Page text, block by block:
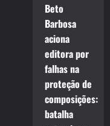
Beto
Barbosa
aciona
editora por
falhas na
proteção de
composições:
batalha